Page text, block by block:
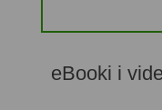
eBooki i